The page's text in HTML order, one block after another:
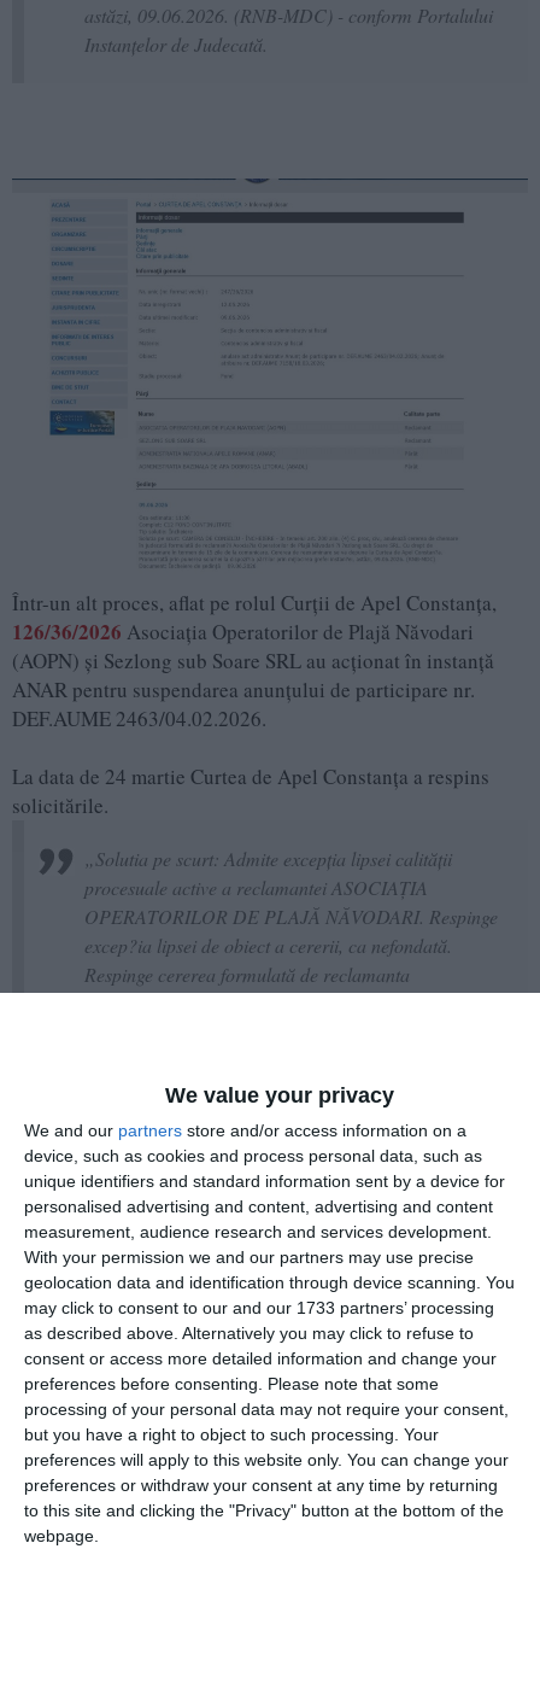
We value your privacy
We and our partners store and/or access information on a
device, such as cookies and process personal data, such as
unique identifiers and standard information sent by a device for
personalised advertising and content, advertising and content
measurement, audience research and services development.
With your permission we and our partners may use precise
geolocation data and identification through device scanning. You
may click to consent to our and our 1733 partners’ processing
as described above. Alternatively you may click to refuse to
consent or access more detailed information and change your
preferences before consenting.
Please note that some
processing of your personal data may not require your consent,
but you have a right to object to such processing. Your
preferences will apply to this website only. You can change your
preferences or withdraw your consent at any time by returning
to this site and clicking the "Privacy" button at the bottom of the
webpage.
astăzi, 09.06.2026. (RNB-MDC) - conform Portalului
Instanțelor de Judecată.
Într-un alt proces, aflat pe rolul Curții de Apel Constanța,
126/36/2026 Asociația Operatorilor de Plajă Năvodari
(AOPN) și Sezlong sub Soare SRL au acționat în instanță
ANAR pentru suspendarea anunţului de participare nr.
DEF.AUME 2463/04.02.2026.
La data de 24 martie Curtea de Apel Constanța a respins
solicitările.
„Solutia pe scurt: Admite excepţia lipsei calităţii
procesuale active a reclamantei ASOCIAŢIA
OPERATORILOR DE PLAJĂ NĂVODARI. Respinge
excep?ia lipsei de obiect a cererii, ca nefondată.
Respinge cererea formulată de reclamanta
reclamanta ŞEZLONG SUB SOARE SRL ca
nefondată. Cu drept de recurs în termen de 5 zile de la
comunicare, la Curtea de Apel Constanţa. Pronunţată
prin punerea soluţiei la dispoziţia părţilor de către
grefa instanţei, astăzi, 24.03.2026.
Document: Hotarâre 72/2026 24.03.2026” –
conform Portalului Instanțelor de Judecată.